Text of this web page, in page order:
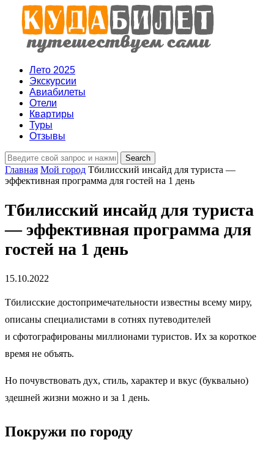
Лето 2025
Экскурсии
Авиабилеты
Отели
Квартиры
Туры
Отзывы
Главная Мой город Тбилисский инсайд для туриста —
эффективная программа для гостей на 1 день
Тбилисский инсайд для туриста
— эффективная программа для
гостей на 1 день
15.10.2022
Тбилисские достопримечательности известны всему миру,
описаны специалистами в сотнях путеводителей
и сфотографированы миллионами туристов. Их за короткое
время не объять.
Но почувствовать дух, стиль, характер и вкус (буквально)
здешней жизни можно и за 1 день.
Покружи по городу